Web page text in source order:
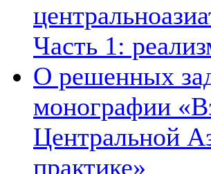
Часть 1:
О решенных
монографии
Центральной
практике»